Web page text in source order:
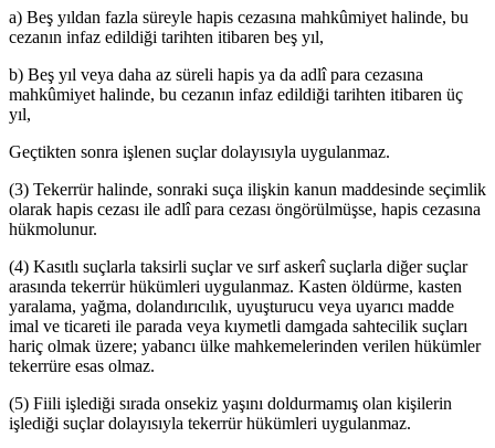
a) Beş yıldan fazla süreyle hapis cezasına mahkûmiyet halinde, bu
cezanın infaz edildiği tarihten itibaren beş yıl,
b) Beş yıl veya daha az süreli hapis ya da adlî para cezasına
mahkûmiyet halinde, bu cezanın infaz edildiği tarihten itibaren üç
yıl,
Geçtikten sonra işlenen suçlar dolayısıyla uygulanmaz.
(3) Tekerrür halinde, sonraki suça ilişkin kanun maddesinde seçimlik
olarak hapis cezası ile adlî para cezası öngörülmüşse, hapis cezasına
hükmolunur.
(4) Kasıtlı suçlarla taksirli suçlar ve sırf askerî suçlarla diğer suçlar
arasında tekerrür hükümleri uygulanmaz. Kasten öldürme, kasten
yaralama, yağma, dolandırıcılık, uyuşturucu veya uyarıcı madde
imal ve ticareti ile parada veya kıymetli damgada sahtecilik suçları
hariç olmak üzere; yabancı ülke mahkemelerinden verilen hükümler
tekerrüre esas olmaz.
(5) Fiili işlediği sırada onsekiz yaşını doldurmamış olan kişilerin
işlediği suçlar dolayısıyla tekerrür hükümleri uygulanmaz.